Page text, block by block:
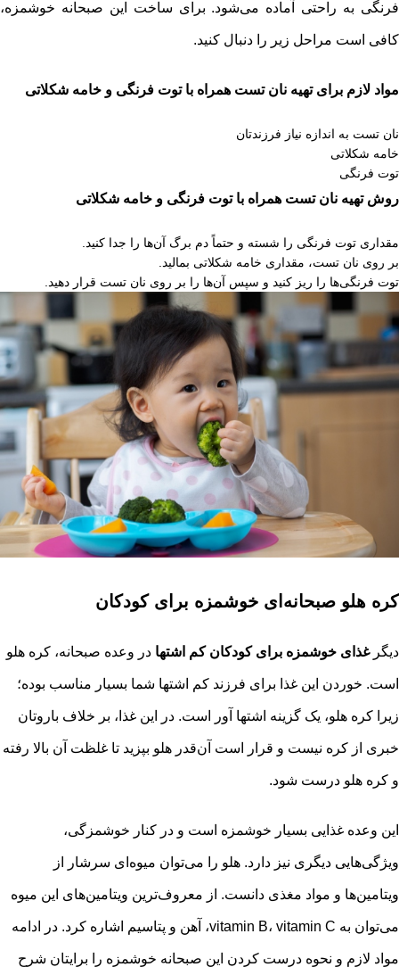
فرنگی به راحتی آماده می‌شود. برای ساخت این صبحانه خوشمزه،
کافی است مراحل زیر را دنبال کنید.
مواد لازم برای تهیه نان تست همراه با توت فرنگی و خامه شکلاتی
نان تست به اندازه نیاز فرزندتان
خامه شکلاتی
توت فرنگی
روش تهیه نان تست همراه با توت فرنگی و خامه شکلاتی
مقداری توت فرنگی را شسته و حتماً دم برگ آن‌ها را جدا کنید.
بر روی نان تست، مقداری خامه شکلاتی بمالید.
توت فرنگی‌ها را ریز کنید و سپس آن‌ها را بر روی نان تست قرار دهید.
کره هلو صبحانه‌ای خوشمزه برای کودکان
دیگرغذای خوشمزه برای کودکان کم اشتها در وعده صبحانه، کره هلو
است. خوردن این غذا برای فرزند کم اشتها شما بسیار مناسب بوده؛
زیرا کره هلو، یک گزینه اشتها آور است. در این غذا، بر خلاف باروتان
خبری از کره نیست و قرار است آن‌قدر هلو بپزید تا غلظت آن بالا رفته
و کره هلو درست شود.
این وعده غذایی بسیار خوشمزه است و در کنار خوشمزگی،
ویژگی‌هایی دیگری نیز دارد. هلو را می‌توان میوه‌ای سرشار از
ویتامین‌ها و مواد مغذی دانست. از معروف‌ترین ویتامین‌های این میوه
می‌توان به vitamin B، vitamin C، آهن و پتاسیم اشاره کرد. در ادامه
مواد لازم و نحوه درست کردن این صبحانه خوشمزه را برایتان شرح